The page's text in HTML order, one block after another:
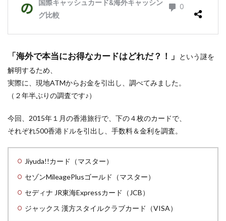
「海外で本当にお得なカードはどれだ？！」
という謎を
解明するため、
実際に、現地ATMからお金を引出し、調べてみました。
（２年半ぶりの調査です♪）
今回、2015年１月の香港旅行で、下の４枚のカードで、
それぞれ500香港ドルを引出し、手数料＆金利を調査。
Jiyuda!!カード（マスター）
セゾンMileagePlusゴールド（マスター）
セディナ JR東海Expressカード（JCB）
ジャックス 漢方スタイルクラブカード（VISA）